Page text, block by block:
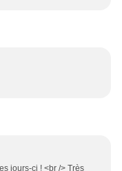
jours-ci ! <br /> Très